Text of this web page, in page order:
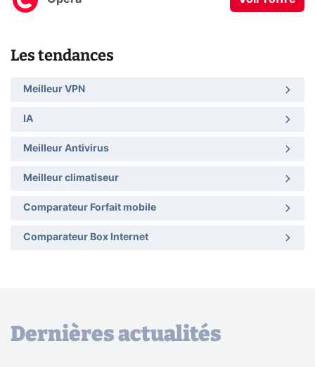
Les tendances
Meilleur VPN
IA
Meilleur Antivirus
Meilleur climatiseur
Comparateur Forfait mobile
Comparateur Box Internet
Dernières actualités